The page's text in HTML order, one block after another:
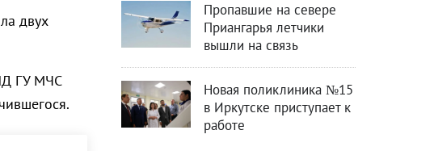
двух
ГУ МЧС
Пропавшие на севере
Приангарья летчики
вышли на связь
Новая поликлиника №15
в Иркутске приступает к
работе